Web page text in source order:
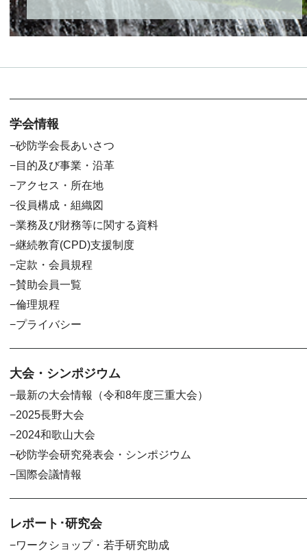
学会情報
砂防学会長あいさつ
目的及び事業・沿革
アクセス・所在地
役員構成・組織図
業務及び財務等に関する資料
継続教育(CPD)支援制度
定款・会員規程
賛助会員一覧
倫理規程
プライバシー
大会・シンポジウム
最新の大会情報（令和8年度三重大会）
2025長野大会
2024和歌山大会
砂防学会研究発表会・シンポジウム
国際会議情報
レポート･研究会
ワークショップ・若手研究助成